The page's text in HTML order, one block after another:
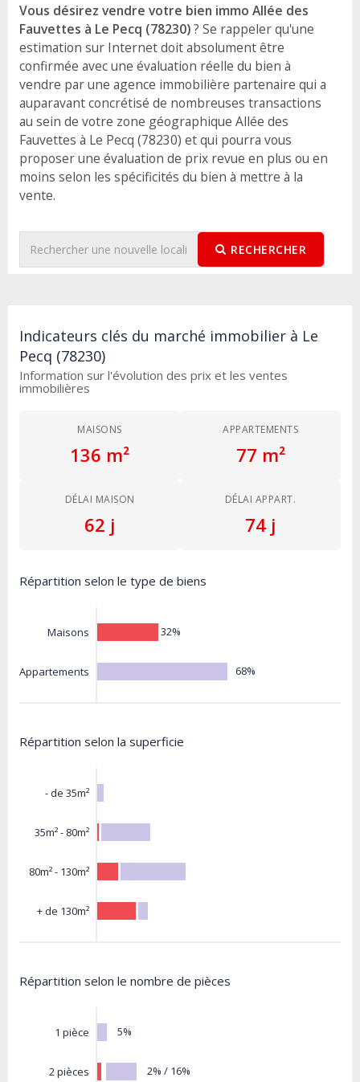
Vous désirez vendre votre bien immo Allée des
Fauvettes à Le Pecq (78230)? Se rappeler qu'une
estimation sur Internet doit absolument être
confirmée avec une évaluation réelle du bien à
vendre par une agence immobilière partenaire qui a
auparavant concrétisé de nombreuses transactions
au sein de votre zone géographique Allée des
Fauvettes à Le Pecq (78230) et qui pourra vous
proposer une évaluation de prix revue en plus ou en
moins selon les spécificités du bien à mettre à la
vente.
RECHERCHER
Indicateurs clés du marché immobilier à Le
Pecq (78230)
Information sur l'évolution des prix et les ventes
immobilières
MAISONS
136 m²
APPARTEMENTS
77 m²
DÉLAI MAISON
62 j
DÉLAI APPART.
74 j
Répartition selon le type de biens
Maisons
Appartements
32%
68%
Répartition selon la superficie
- de 35m²
35m² - 80m²
80m² - 130m²
+ de 130m²
Répartition selon le nombre de pièces
1 pièce
2 pièces
5%
2% / 16%